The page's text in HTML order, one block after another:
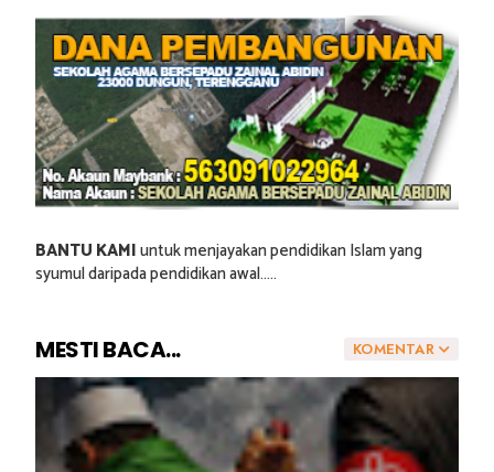
BANTU KAMIuntuk menjayakan pendidikan Islam yang
syumul daripada pendidikan awal.....
KOMENTAR
MESTI BACA...